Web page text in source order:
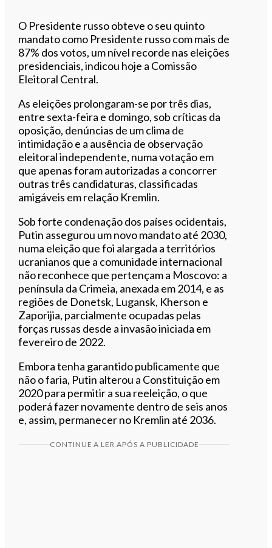
O Presidente russo obteve o seu quinto
mandato como Presidente russo com mais de
87% dos votos, um nível recorde nas eleições
presidenciais, indicou hoje a Comissão
Eleitoral Central.
As eleições prolongaram-se por três dias,
entre sexta-feira e domingo, sob críticas da
oposição, denúncias de um clima de
intimidação e a ausência de observação
eleitoral independente, numa votação em
que apenas foram autorizadas a concorrer
outras três candidaturas, classificadas
amigáveis em relação Kremlin.
Sob forte condenação dos países ocidentais,
Putin assegurou um novo mandato até 2030,
numa eleição que foi alargada a territórios
ucranianos que a comunidade internacional
não reconhece que pertençam a Moscovo: a
península da Crimeia, anexada em 2014, e as
regiões de Donetsk, Lugansk, Kherson e
Zaporijia, parcialmente ocupadas pelas
forças russas desde a invasão iniciada em
fevereiro de 2022.
Embora tenha garantido publicamente que
não o faria, Putin alterou a Constituição em
2020 para permitir a sua reeleição, o que
poderá fazer novamente dentro de seis anos
e, assim, permanecer no Kremlin até 2036.
CONTINUE A LER APÓS A PUBLICIDADE